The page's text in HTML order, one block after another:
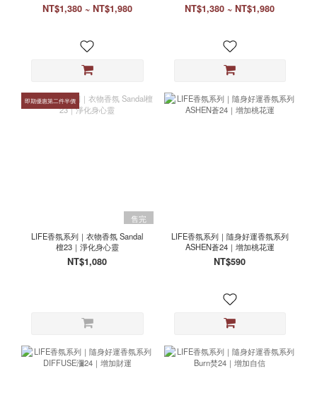
NT$1,380 ~ NT$1,980 NT$1,380 ~ NT$1,980
即期優惠第二件半價
售完
LIFE香氛系列｜衣物香氛 Sandal
檀23｜淨化身心靈
NT$1,080
LIFE香氛系列｜隨身好運香氛系列
ASHEN蒼24｜增加桃花運
NT$590